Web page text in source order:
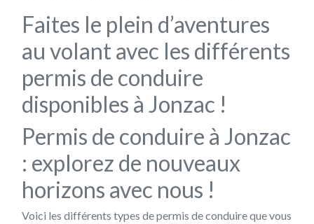
Faites le plein d’aventures
au volant avec les différents
permis de conduire
disponibles à Jonzac !
Permis de conduire à Jonzac
: explorez de nouveaux
horizons avec nous !
Voici les différents types de permis de conduire que vous